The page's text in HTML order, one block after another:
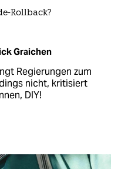
Rollback?
Graichen
Regierungen zum
nicht, kritisiert
DIY!